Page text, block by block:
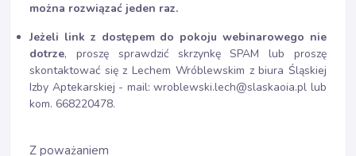
można rozwiązać jeden raz.
Jeżeli link z dostępem do pokoju webinarowego nie
dotrze, proszę sprawdzić skrzynkę SPAM lub proszę
skontaktować się z Lechem Wróblewskim z biura Śląskiej
Izby Aptekarskiej - mail: wroblewski.lech@slaskaoia.pl lub
kom. 668220478.
Z poważaniem